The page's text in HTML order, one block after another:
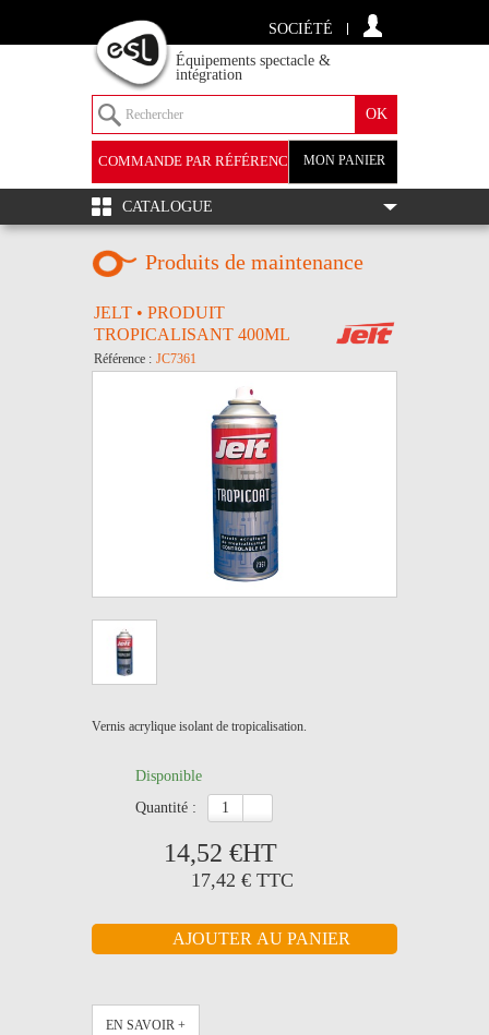
SOCIÉTÉ
Équipements spectacle &
intégration
MON PANIER
COMMANDE PAR RÉFÉRENCE
+
CATALOGUE
Produits de maintenance
JELT • PRODUIT
TROPICALISANT 400ML
Référence : JC7361
Vernis acrylique isolant de tropicalisation.
Disponible
quantité :
14,52 €HT
17,42 € TTC
EN SAVOIR +